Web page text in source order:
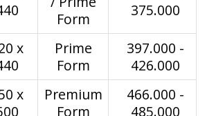
Form
375.000
x
Prime
Form
397.000 -
426.000
x
Premium
Form
466.000 -
485.000